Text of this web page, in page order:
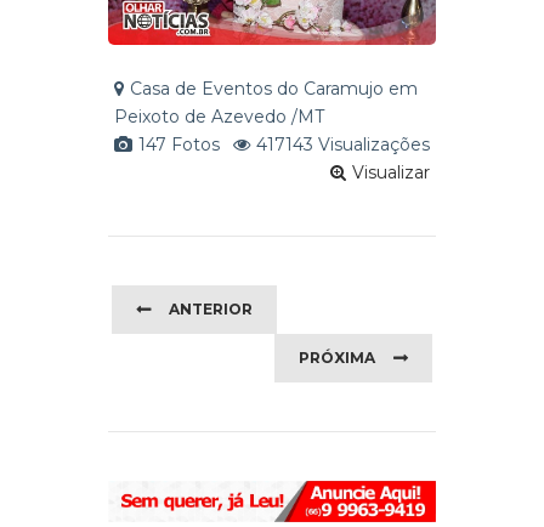
Casa de Eventos do Caramujo em
Peixoto de Azevedo /MT
417143 Visualizações
147 Fotos
Visualizar
ANTERIOR
PRÓXIMA